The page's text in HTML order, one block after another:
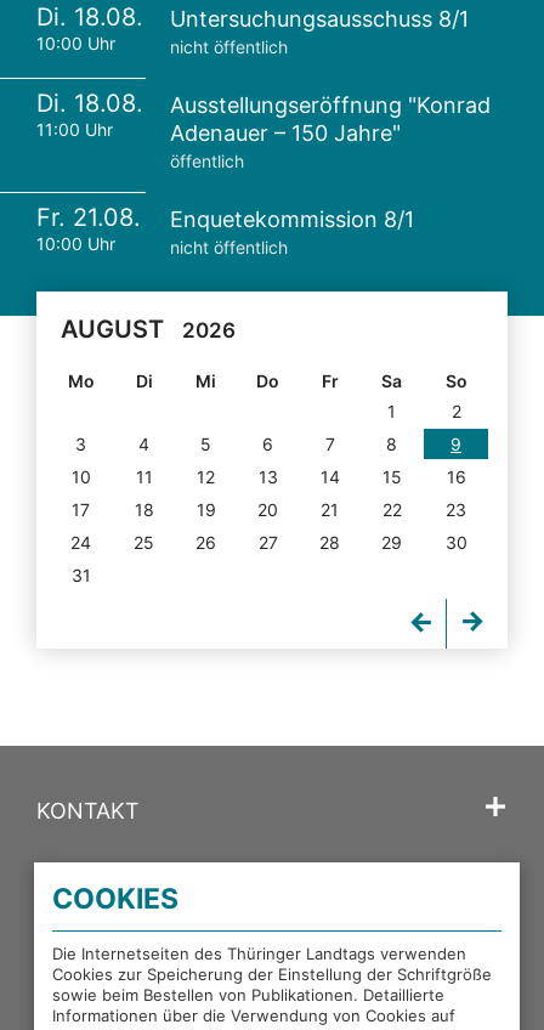
Di. 18.08.
10:00 Uhr
Untersuchungsausschuss 8/1
nicht öffentlich
Di. 18.08.
11:00 Uhr
Ausstellungseröffnung "Konrad
Adenauer – 150 Jahre"
öffentlich
Fr. 21.08.
10:00 Uhr
Enquetekommission 8/1
nicht öffentlich
AUGUST 2026
Mo Di Mi Do Fr Sa
So
1
2
3
4 5 6 7 8
9
10
11 12 13 14 15
16
17
18 19 20 21 22
23
24
25 26 27 28 29
30
31
KONTAKT
PORTALE DES THÜRINGER LANDTAGS
EXTERNE LINKS
COOKIES
Die Internetseiten des Thüringer Landtags verwenden
Cookies zur Speicherung der Einstellung der Schriftgröße
sowie beim Bestellen von Publikationen. Detaillierte
Informationen über die Verwendung von Cookies auf